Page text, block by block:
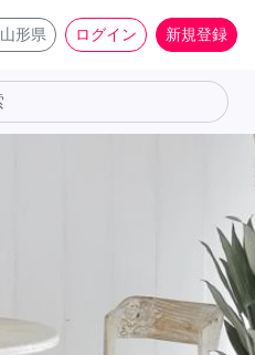
山形県 ログイン 新規登録